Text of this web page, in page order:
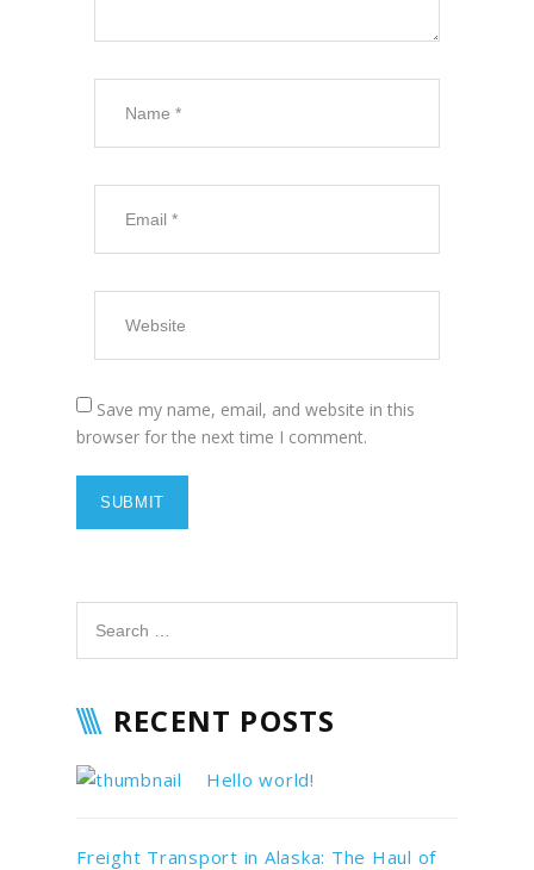
Save my name, email, and website in this
browser for the next time I comment.
RECENT POSTS
Hello world!
Freight Transport in Alaska: The Haul of